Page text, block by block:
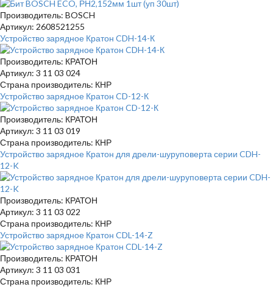
Производитель: BOSCH
Артикул: 2608521255
Устройство зарядное Кратон CDH-14-К
Производитель: КРАТОН
Артикул: 3 11 03 024
Страна производитель: КНР
Устройство зарядное Кратон CD-12-К
Производитель: КРАТОН
Артикул: 3 11 03 019
Страна производитель: КНР
Устройство зарядное Кратон для дрели-шуруповерта серии CDH-
12-K
Производитель: КРАТОН
Артикул: 3 11 03 022
Страна производитель: КНР
Устройство зарядное Кратон CDL-14-Z
Производитель: КРАТОН
Артикул: 3 11 03 031
Страна производитель: КНР